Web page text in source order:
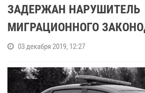
ЗАДЕРЖАН НАРУШИТЕЛЬ
МИГРАЦИОННОГО
03 декабря 2019, 12:27